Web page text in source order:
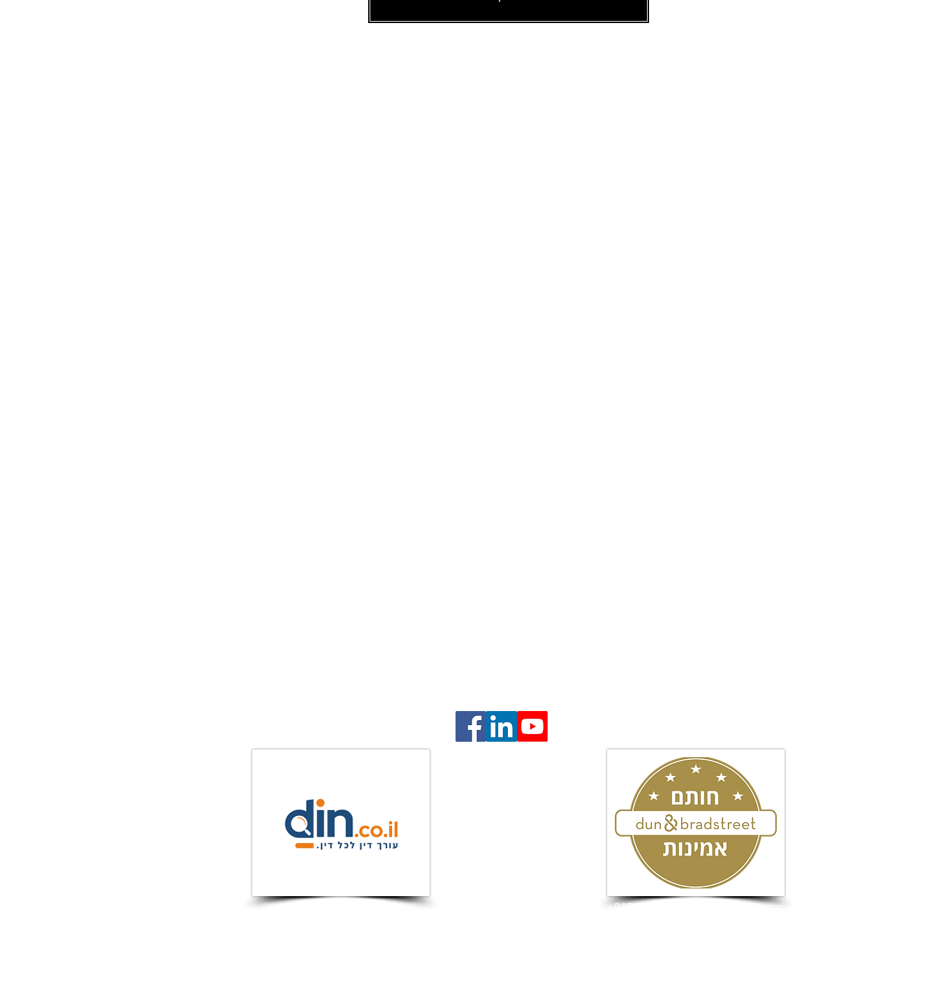
חותם אמינות ה- PREMIUM של D&B Israel